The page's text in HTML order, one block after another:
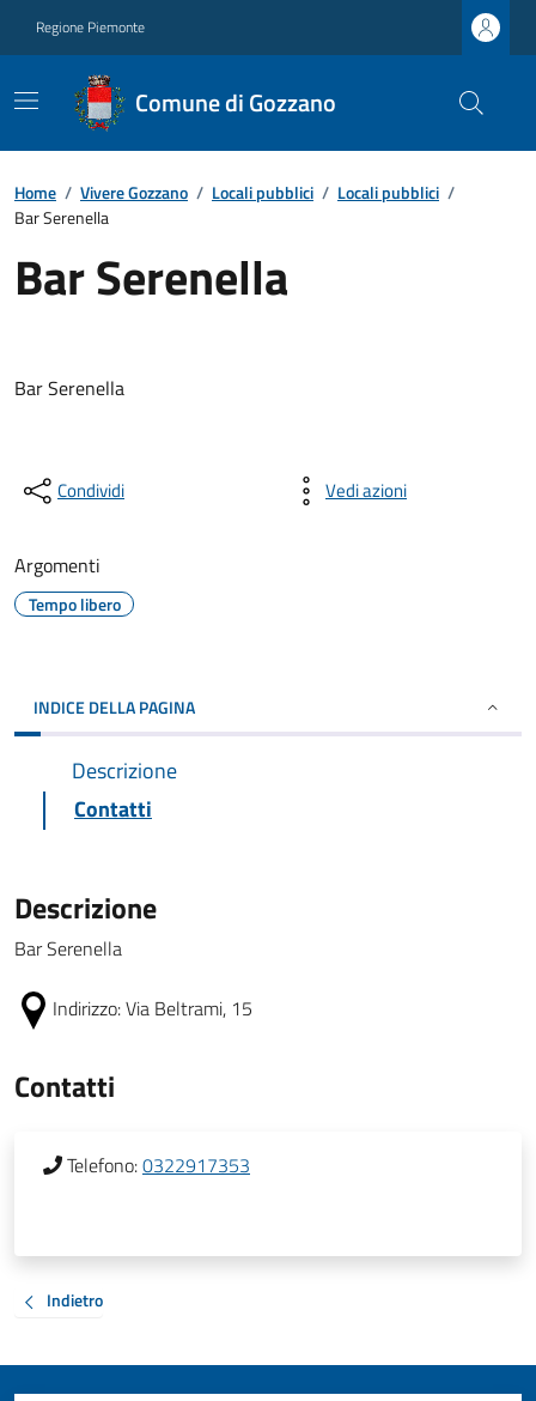
Regione Piemonte
Comune di Gozzano
Home / Vivere Gozzano / Locali pubblici / Locali pubblici /
Bar Serenella
Bar Serenella
Bar Serenella
Condividi Vedi azioni
Argomenti
Tempo libero
INDICE DELLA PAGINA
Descrizione
Contatti
Descrizione
Bar Serenella
Indirizzo:Via Beltrami, 15
Contatti
Telefono:0322917353
Indietro